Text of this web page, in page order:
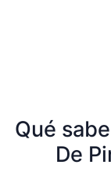
Qué
De